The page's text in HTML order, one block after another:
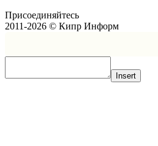
Присоединяйтесь
2011-2026 © Кипр Информ
Insert